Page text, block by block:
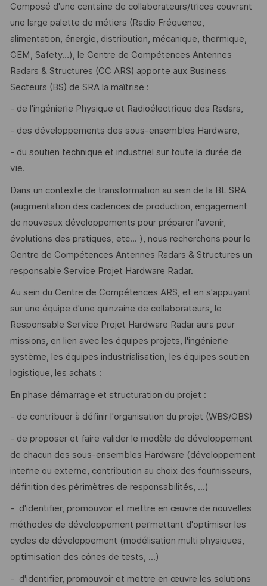
Composé d'une centaine de collaborateurs/trices couvrant
une large palette de métiers (Radio Fréquence,
alimentation, énergie, distribution, mécanique, thermique,
CEM, Safety…), le Centre de Compétences Antennes
Radars & Structures (CC ARS) apporte aux Business
Secteurs (BS) de SRA la maîtrise :
- de l'ingénierie Physique et Radioélectrique des Radars,
- des développements des sous-ensembles Hardware,
- du soutien technique et industriel sur toute la durée de
vie.
Dans un contexte de transformation au sein de la BL SRA
(augmentation des cadences de production, engagement
de nouveaux développements pour préparer l'avenir,
évolutions des pratiques, etc... ), nous recherchons pour le
Centre de Compétences Antennes Radars & Structures un
responsable Service Projet Hardware Radar.
Au sein du Centre de Compétences ARS, et en s'appuyant
sur une équipe d'une quinzaine de collaborateurs, le
Responsable Service Projet Hardware Radar aura pour
missions, en lien avec les équipes projets, l'ingénierie
système, les équipes industrialisation, les équipes soutien
logistique, les achats :
En phase démarrage et structuration du projet :
- de contribuer à définir l'organisation du projet (WBS/OBS)
- de proposer et faire valider le modèle de développement
de chacun des sous-ensembles Hardware (développement
interne ou externe, contribution au choix des fournisseurs,
définition des périmètres de responsabilités, ...)
- d'identifier, promouvoir et mettre en œuvre de nouvelles
méthodes de développement permettant d'optimiser les
cycles de développement (modélisation multi physiques,
optimisation des cônes de tests, ...)
- d'identifier, promouvoir et mettre en œuvre les solutions